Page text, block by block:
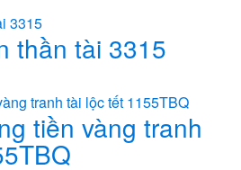
thần tài 3315
tiền vàng tranh